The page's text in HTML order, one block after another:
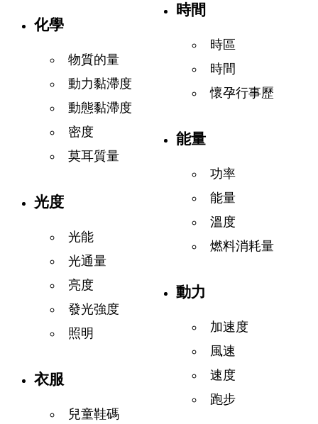
化學
物質的量
動力黏滯度
動態黏滯度
密度
莫耳質量
光度
光能
光通量
亮度
發光強度
照明
衣服
兒童鞋碼
時間
時區
時間
懷孕行事歷
能量
功率
能量
溫度
燃料消耗量
動力
加速度
風速
速度
跑步